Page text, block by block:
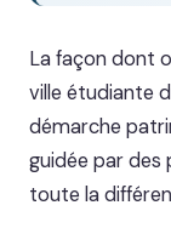
La façon dont
ville étudiante
démarche
guidée par des
toute la